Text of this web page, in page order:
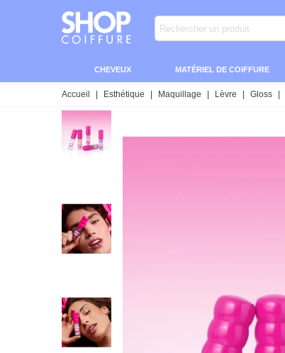
CHEVEUX MATÉRIEL DE COIFFURE
Accueil Esthétique Maquillage Lèvre Gloss